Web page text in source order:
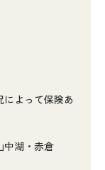
によって保険あ
中湖・赤倉